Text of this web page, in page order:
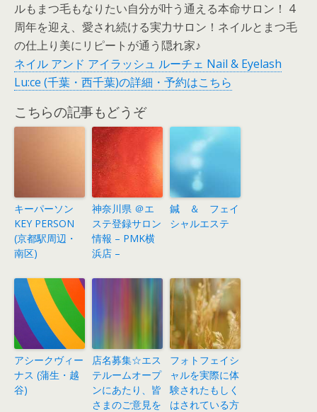
ルもまつ毛もなりたい自分が叶う通える本命サロン！ 4
周年を迎え、愛され続ける実力サロン！ネイルとまつ毛
の仕上り美にリピートが通う隠れ家♪
ネイル アンド アイラッシュ ルーチェ Nail & Eyelash
Lu:ce (千葉・西千葉)の詳細・予約はこちら
こちらの記事もどうぞ
キーパーソン
KEY PERSON
(京都駅周辺・
南区)
神奈川県 ＠エ
ステ登録サロン
情報 – PMK横
浜店 –
鍼 ＆ フェイ
シャルエステ
アシークヴィー
ナス (蒲生・越
谷)
店名募集☆エス
テルームオープ
ンにあたり、皆
さまのご意見を
フォトフェイシ
ャルを実際に体
験されたもしく
はされている方